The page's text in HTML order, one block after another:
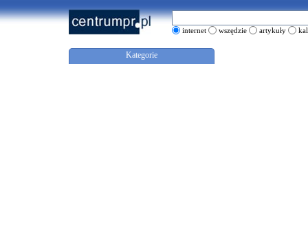
internet wszędzie artykuły
Kategorie